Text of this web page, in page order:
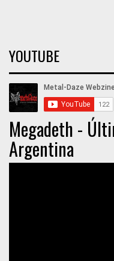
YOUTUBE
Megadeth -
Argentina